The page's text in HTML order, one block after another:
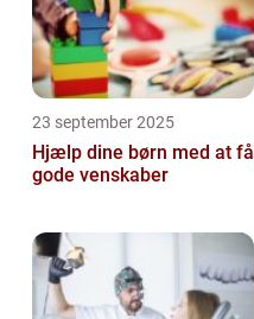
23 september 2025
Hjælp dine børn med at få
gode venskaber